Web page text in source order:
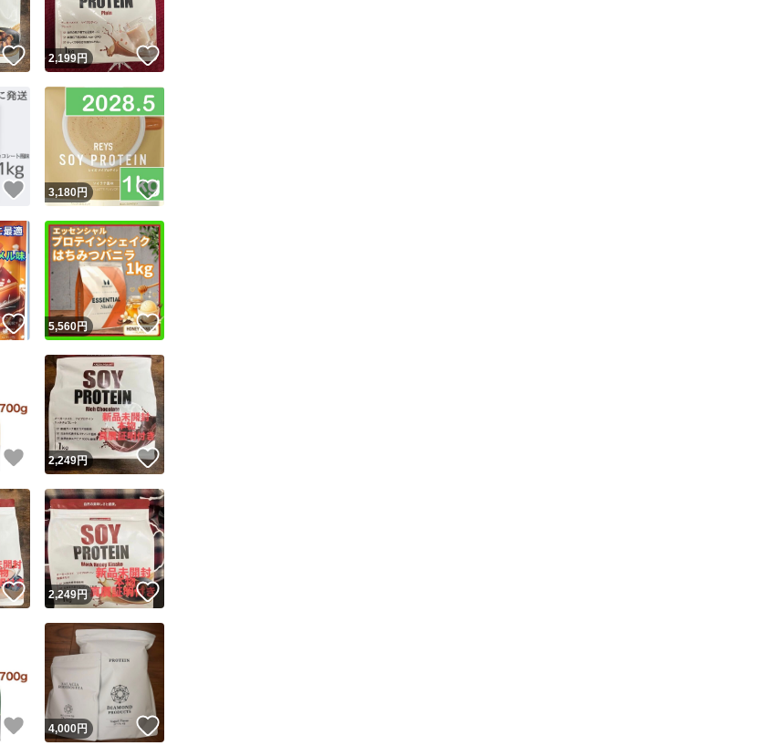
送
このユーザーは高頻度で24時間以内＆設定した発送日数内に発送してい
ます
このユーザーは高頻度で24時間以内に発送しています
このユーザーは設定した発送日数内に発送しています
いいね！
2,199円 いいね！
いいね！
3,180円
いいね！
5,560円 いいね！
いいね！
2,249円 いいね！
いいね！
2,249円
いいね！
4,000円